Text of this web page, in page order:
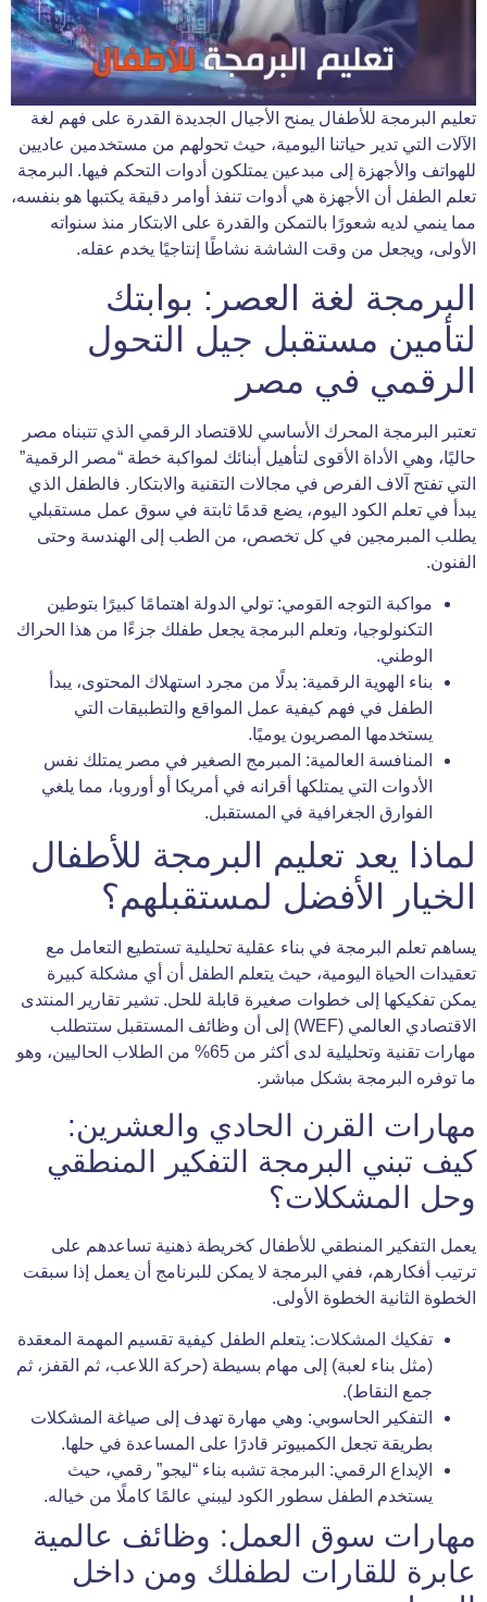
تعليم البرمجة للأطفال يمنح الأجيال الجديدة القدرة على فهم لغة
الآلات التي تدير حياتنا اليومية، حيث تحولهم من مستخدمين عاديين
للهواتف والأجهزة إلى مبدعين يمتلكون أدوات التحكم فيها. البرمجة
تعلم الطفل أن الأجهزة هي أدوات تنفذ أوامر دقيقة يكتبها هو بنفسه،
مما ينمي لديه شعورًا بالتمكن والقدرة على الابتكار منذ سنواته
الأولى، ويجعل من وقت الشاشة نشاطًا إنتاجيًا يخدم عقله.
البرمجة لغة العصر: بوابتك
لتأمين مستقبل جيل التحول
الرقمي في مصر
تعتبر البرمجة المحرك الأساسي للاقتصاد الرقمي الذي تتبناه مصر
حاليًا، وهي الأداة الأقوى لتأهيل أبنائك لمواكبة خطة “مصر الرقمية”
التي تفتح آلاف الفرص في مجالات التقنية والابتكار. فالطفل الذي
يبدأ في تعلم الكود اليوم، يضع قدمًا ثابتة في سوق عمل مستقبلي
يطلب المبرمجين في كل تخصص، من الطب إلى الهندسة وحتى
الفنون.
مواكبة التوجه القومي: تولي الدولة اهتمامًا كبيرًا بتوطين
التكنولوجيا، وتعلم البرمجة يجعل طفلك جزءًا من هذا الحراك
الوطني.
بناء الهوية الرقمية: بدلًا من مجرد استهلاك المحتوى، يبدأ
الطفل في فهم كيفية عمل المواقع والتطبيقات التي
يستخدمها المصريون يوميًا.
المنافسة العالمية: المبرمج الصغير في مصر يمتلك نفس
الأدوات التي يمتلكها أقرانه في أمريكا أو أوروبا، مما يلغي
الفوارق الجغرافية في المستقبل.
لماذا يعد تعليم البرمجة للأطفال
الخيار الأفضل لمستقبلهم؟
يساهم تعلم البرمجة في بناء عقلية تحليلية تستطيع التعامل مع
تعقيدات الحياة اليومية، حيث يتعلم الطفل أن أي مشكلة كبيرة
يمكن تفكيكها إلى خطوات صغيرة قابلة للحل. تشير تقارير المنتدى
الاقتصادي العالمي (WEF) إلى أن وظائف المستقبل ستتطلب
مهارات تقنية وتحليلية لدى أكثر من 65% من الطلاب الحاليين، وهو
ما توفره البرمجة بشكل مباشر.
مهارات القرن الحادي والعشرين:
كيف تبني البرمجة التفكير المنطقي
وحل المشكلات؟
يعمل التفكير المنطقي للأطفال كخريطة ذهنية تساعدهم على
ترتيب أفكارهم، ففي البرمجة لا يمكن للبرنامج أن يعمل إذا سبقت
الخطوة الثانية الخطوة الأولى.
تفكيك المشكلات: يتعلم الطفل كيفية تقسيم المهمة المعقدة
(مثل بناء لعبة) إلى مهام بسيطة (حركة اللاعب، ثم القفز، ثم
جمع النقاط).
التفكير الحاسوبي: وهي مهارة تهدف إلى صياغة المشكلات
بطريقة تجعل الكمبيوتر قادرًا على المساعدة في حلها.
الإبداع الرقمي: البرمجة تشبه بناء “ليجو” رقمي، حيث
يستخدم الطفل سطور الكود ليبني عالمًا كاملًا من خياله.
مهارات سوق العمل: وظائف عالمية
عابرة للقارات لطفلك ومن داخل